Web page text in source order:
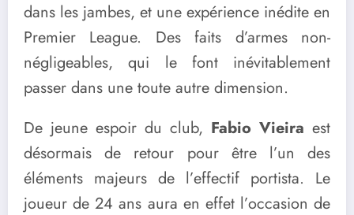
dans les jambes, et une expérience inédite en
Premier League. Des faits d’armes non-
négligeables, qui le font inévitablement
passer dans une toute autre dimension.
De jeune espoir du club, Fabio Vieira est
désormais de retour pour être l’un des
éléments majeurs de l’effectif portista. Le
joueur de 24 ans aura en effet l’occasion de